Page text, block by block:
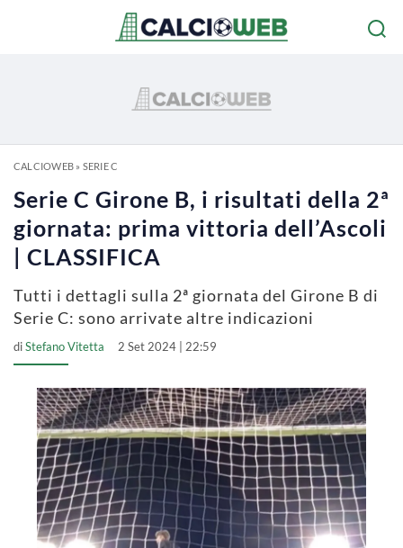
CALCIOWEB» SERIE C
Serie C Girone B, i risultati della 2ª
giornata: prima vittoria dell’Ascoli
| CLASSIFICA
Tutti i dettagli sulla 2ª giornata del Girone B di
Serie C: sono arrivate altre indicazioni
diStefano Vitetta 2 Set 2024 | 22:59